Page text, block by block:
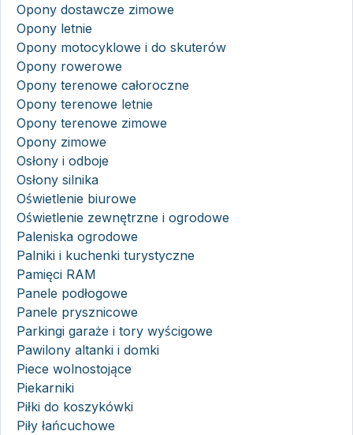
Opony dostawcze zimowe
Opony letnie
Opony motocyklowe i do skuterów
Opony rowerowe
Opony terenowe całoroczne
Opony terenowe letnie
Opony terenowe zimowe
Opony zimowe
Osłony i odboje
Osłony silnika
Oświetlenie biurowe
Oświetlenie zewnętrzne i ogrodowe
Paleniska ogrodowe
Palniki i kuchenki turystyczne
Pamięci RAM
Panele podłogowe
Panele prysznicowe
Parkingi garaże i tory wyścigowe
Pawilony altanki i domki
Piece wolnostojące
Piekarniki
Piłki do koszykówki
Piły łańcuchowe